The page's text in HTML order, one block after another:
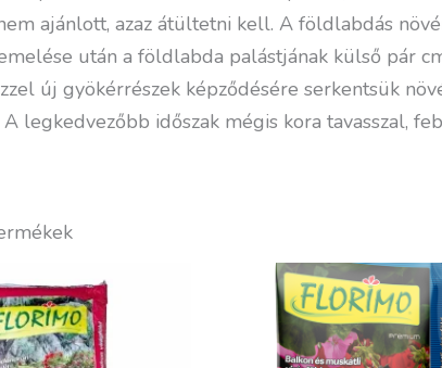
ajánlott, azaz átültetni kell. A földlabdás
után a földlabda palástjának külső pár
új gyökérrészek képződésére serkentsük
legkedvezőbb időszak mégis kora tavasszal,